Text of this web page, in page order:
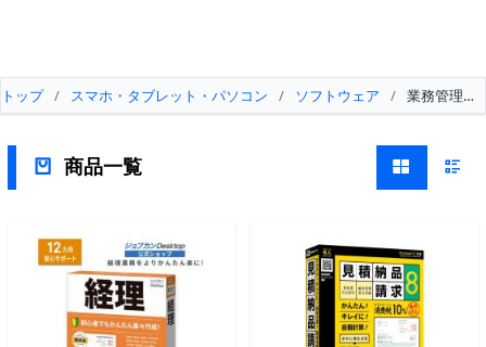
トップ / スマホ・タブレット・パソコン / ソフトウェア / 業務管理・
商品一覧